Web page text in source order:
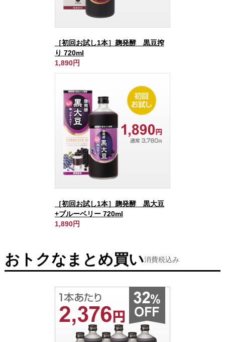
［初回お試し1本］麹発酵 黒豆搾
り 720ml
1,890円
［初回お試し1本］麹発酵 黒大豆
+ブルーベリー 720ml
1,890円
おトクなまとめ買い消費税込み